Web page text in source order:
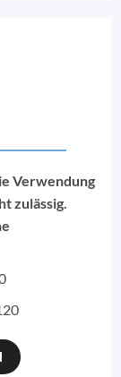
Verwendung
zulässig.